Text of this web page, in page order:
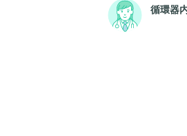
循環器